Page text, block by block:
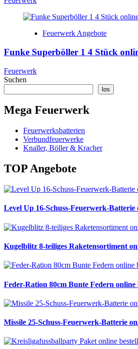
Feuerwerk Angebote
Funke Superböller 1 4 Stück
Feuerwerk
Suchen
los
Mega Feuerwerk
Feuerwerksbatterien
Verbundfeuerwerke
Knaller, Böller & Kracher
TOP Angebote
Level Up 16-Schuss-Feuerwerk-Batterie
Kugelblitz 8-teiliges Raketensortiment
Feder-Ration 80cm Bunte Federn online
Missile 25-Schuss-Feuerwerk-Batterie